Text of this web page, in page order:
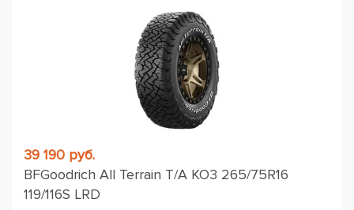
39 190 руб.
BFGoodrich All Terrain T/A KO3 265/75R16
119/116S LRD